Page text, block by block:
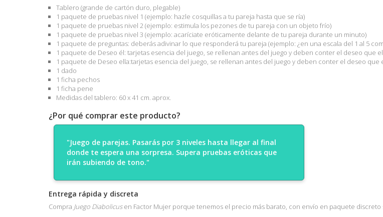
Tablero (grande de cartón duro, plegable)
1 paquete de pruebas nivel 1 (ejemplo: hazle cosquillas a tu pareja hasta que se ría)
1 paquete de pruebas nivel 2 (ejemplo: estimula los pezones de tu pareja con un objeto frío)
1 paquete de pruebas nivel 3 (ejemplo: acaríciate eróticamente delante de tu pareja durante un minuto)
1 paquete de preguntas: deberás adivinar lo que responderá tu pareja (ejemplo: ¿en una escala del 1 al 5
1 paquete de Deseo él: tarjetas esencia del juego, se rellenan antes del juego y deben conter el deseo que
1 paquete de Deseo ella:tarjetas esencia del juego, se rellenan antes del juego y deben conter el deseo
1 dado
1 ficha pechos
1 ficha pene
Medidas del tablero: 60 x 41 cm. aprox.
¿Por qué comprar este producto?
"Juego de parejas. Pasarás por 3 niveles hasta llegar al final
donde te espera una sorpresa. Supera pruebas eróticas que
irán subiendo de tono."
Entrega rápida y discreta
Compra Juego Diabolicusen Factor Mujer porque tenemos el precio más barato, con envío en paquete discreto